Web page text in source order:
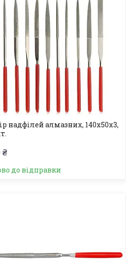
надфілей алмазних, 140х50х3,
₴
до відправки